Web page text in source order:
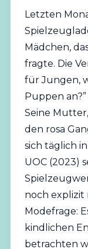
Letzten
Mädchen,
fragte. Die
für Jungen,
Puppen
Seine
den rosa
sich täglich
UOC (2023)
noch explizit
Modefrage:
kindlichen
betrachten